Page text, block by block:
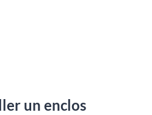
un enclos